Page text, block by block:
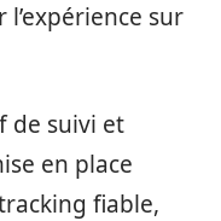
sur
de suivi et
en place
fiable,